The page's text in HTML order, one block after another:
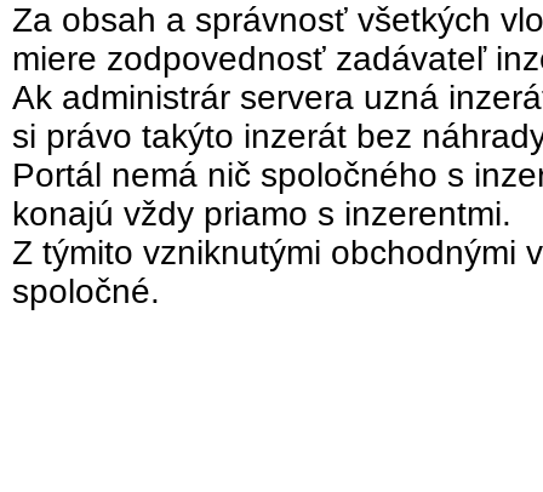
Za obsah a správnosť všetkých
miere zodpovednosť zadávateľ
Ak administrár servera uzná
si právo takýto inzerát bez
Portál nemá nič spoločného s
konajú vždy priamo s inzerentmi.
Z týmito vzniknutými obchodnými
spoločné.